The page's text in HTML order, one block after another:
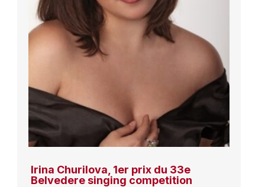
Irina Churilova, 1er prix du 33e
Belvedere singing competition